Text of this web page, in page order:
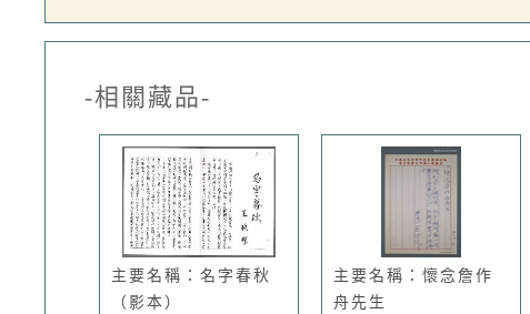
-相關藏品-
主要名稱：名字春秋
（影本）
主要名稱：懷念詹作
舟先生